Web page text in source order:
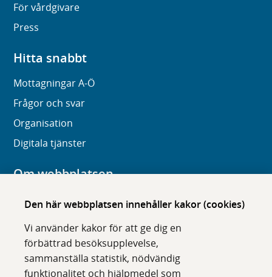
Den här webbplatsen innehåller kakor (cookies)
Vi använder kakor för att ge dig en
förbättrad besöksupplevelse,
sammanställa statistik, nödvändig
funktionalitet och hjälpmedel som
För vårdgivare
Press
Hitta snabbt
Mottagningar A-Ö
Frågor och svar
Organisation
Digitala tjänster
Om webbplatsen
Om karolinska.se
Tillgänglighet
Om cookies